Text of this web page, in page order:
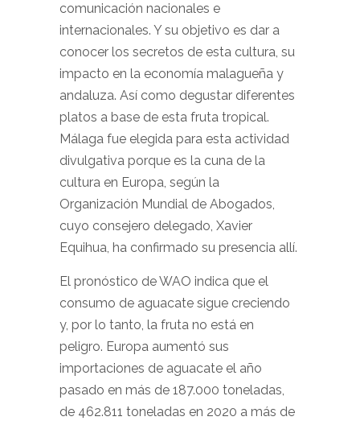
comunicación nacionales e
internacionales. Y su objetivo es dar a
conocer los secretos de esta cultura, su
impacto en la economía malagueña y
andaluza. Así como degustar diferentes
platos a base de esta fruta tropical.
Málaga fue elegida para esta actividad
divulgativa porque es la cuna de la
cultura en Europa, según la
Organización Mundial de Abogados,
cuyo consejero delegado, Xavier
Equihua, ha confirmado su presencia allí.
El pronóstico de WAO indica que el
consumo de aguacate sigue creciendo
y, por lo tanto, la fruta no está en
peligro. Europa aumentó sus
importaciones de aguacate el año
pasado en más de 187.000 toneladas,
de 462.811 toneladas en 2020 a más de